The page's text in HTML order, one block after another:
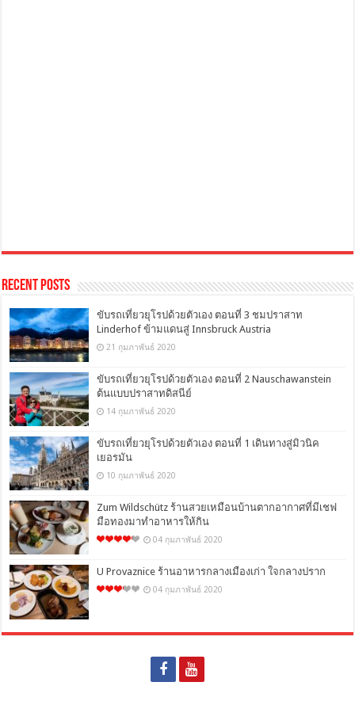
Recent Posts
ขับรถเที่ยวยุโรปด้วยตัวเอง ตอนที่ 3 ชมปราสาท
Linderhof ข้ามแดนสู่ Innsbruck Austria
21 กุมภาพันธ์ 2020
ขับรถเที่ยวยุโรปด้วยตัวเอง ตอนที่ 2 Nauschawanstein
ต้นแบบปราสาทดิสนีย์
14 กุมภาพันธ์ 2020
ขับรถเที่ยวยุโรปด้วยตัวเอง ตอนที่ 1 เดินทางสู่มิวนิค
เยอรมัน
10 กุมภาพันธ์ 2020
Zum Wildschütz ร้านสวยเหมือนบ้านตากอากาศที่มีเชฟ
มือทองมาทำอาหารให้กิน
04 กุมภาพันธ์ 2020
U Provaznice ร้านอาหารกลางเมืองเก่า ใจกลางปราก
04 กุมภาพันธ์ 2020